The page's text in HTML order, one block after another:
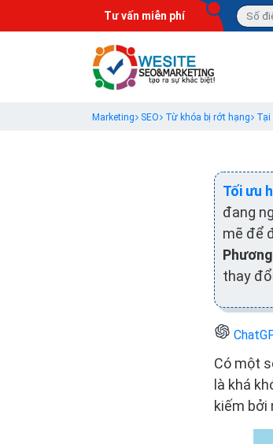
Tư vấn miễn phí
Marketing SEO Từ khóa bị rớt hạng Tại
Tối ưu
đang
mẽ để
thay
Có một
là khá
kiếm bởi